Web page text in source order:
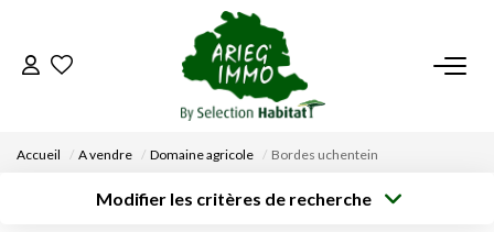
ACCUEIL
Accueil A vendre Domaine agricole Bordes uchentein
Modifier les critères de recherche